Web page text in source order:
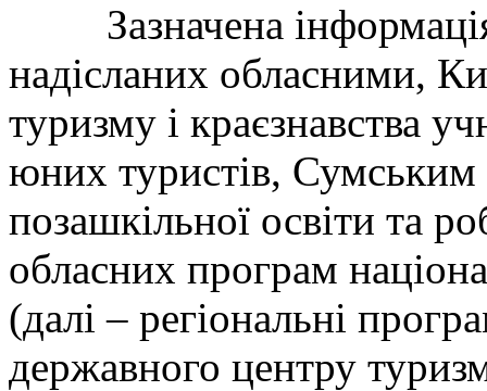
Зазначена інформація
надісланих обласними,
туризму і краєзнавства
юних туристів,
позашкільної освіти та
обласних програм
(далі – регіональні
державного центру